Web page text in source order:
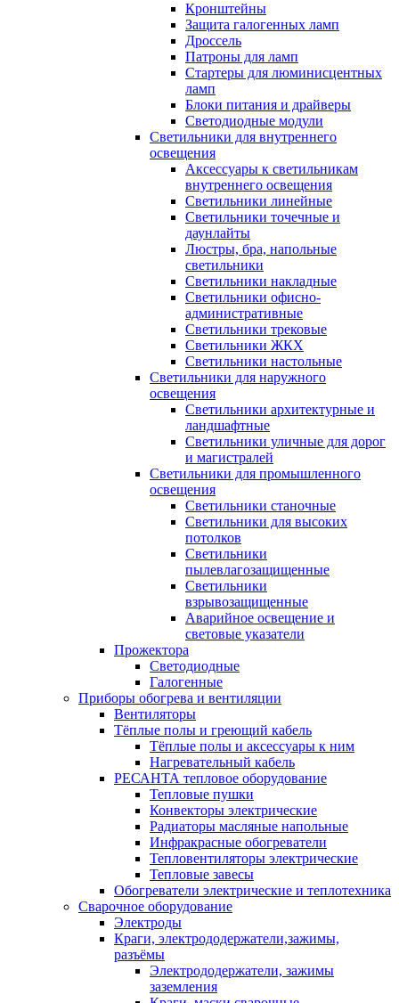
Кронштейны
Защита галогенных ламп
Дроссель
Патроны для ламп
Стартеры для люминисцентных
ламп
Блоки питания и драйверы
Светодиодные модули
Светильники для внутреннего
освещения
Аксессуары к светильникам
внутреннего освещения
Светильники линейные
Светильники точечные и
даунлайты
Люстры, бра, напольные
светильники
Светильники накладные
Светильники офисно-
административные
Светильники трековые
Светильники ЖКХ
Светильники настольные
Светильники для наружного
освещения
Светильники архитектурные и
ландшафтные
Светильники уличные для дорог
и магистралей
Светильники для промышленного
освещения
Светильники станочные
Светильники для высоких
потолков
Светильники
пылевлагозащищенные
Светильники
взрывозащищенные
Аварийное освещение и
световые указатели
Прожектора
Светодиодные
Галогенные
Приборы обогрева и вентиляции
Вентиляторы
Тёплые полы и греющий кабель
Тёплые полы и аксессуары к ним
Нагревательный кабель
РЕСАНТА тепловое оборудование
Тепловые пушки
Конвекторы электрические
Радиаторы масляные напольные
Инфракрасные обогреватели
Тепловентиляторы электрические
Тепловые завесы
Обогреватели электрические и теплотехника
Сварочное оборудование
Электроды
Краги, электрододержатели,зажимы,
разъёмы
Электрододержатели, зажимы
заземления